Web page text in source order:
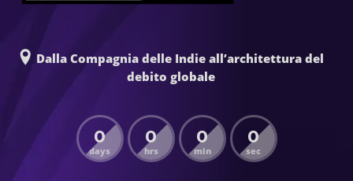
Dalla Compagnia delle Indie all’architettura del
debito globale
0
days
0
hrs
0
min
0
sec